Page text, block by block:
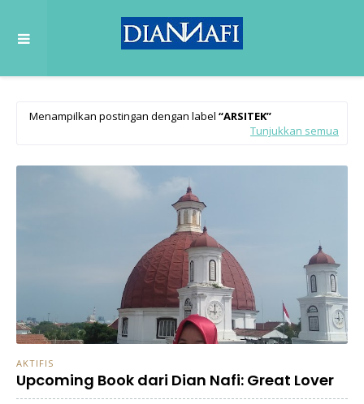
Menampilkan postingan dengan label ARSITEK
Tunjukkan semua
AKTIFIS
Upcoming Book dari Dian Nafi: Great Lover